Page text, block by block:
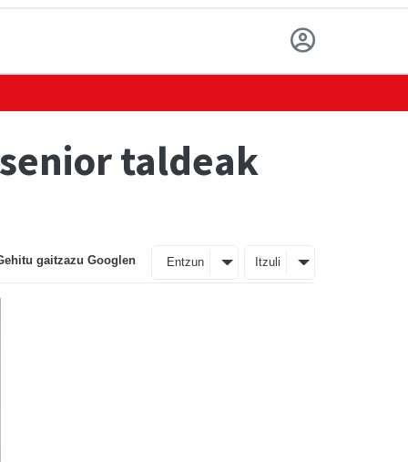
taldeak
gaitzazu Googlen Entzun Itzuli